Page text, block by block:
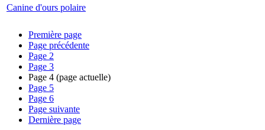
Canine d'ours polaire
Première page
Page précédente
Page 2
Page 3
Page 4 (page actuelle)
Page 5
Page 6
Page suivante
Dernière page